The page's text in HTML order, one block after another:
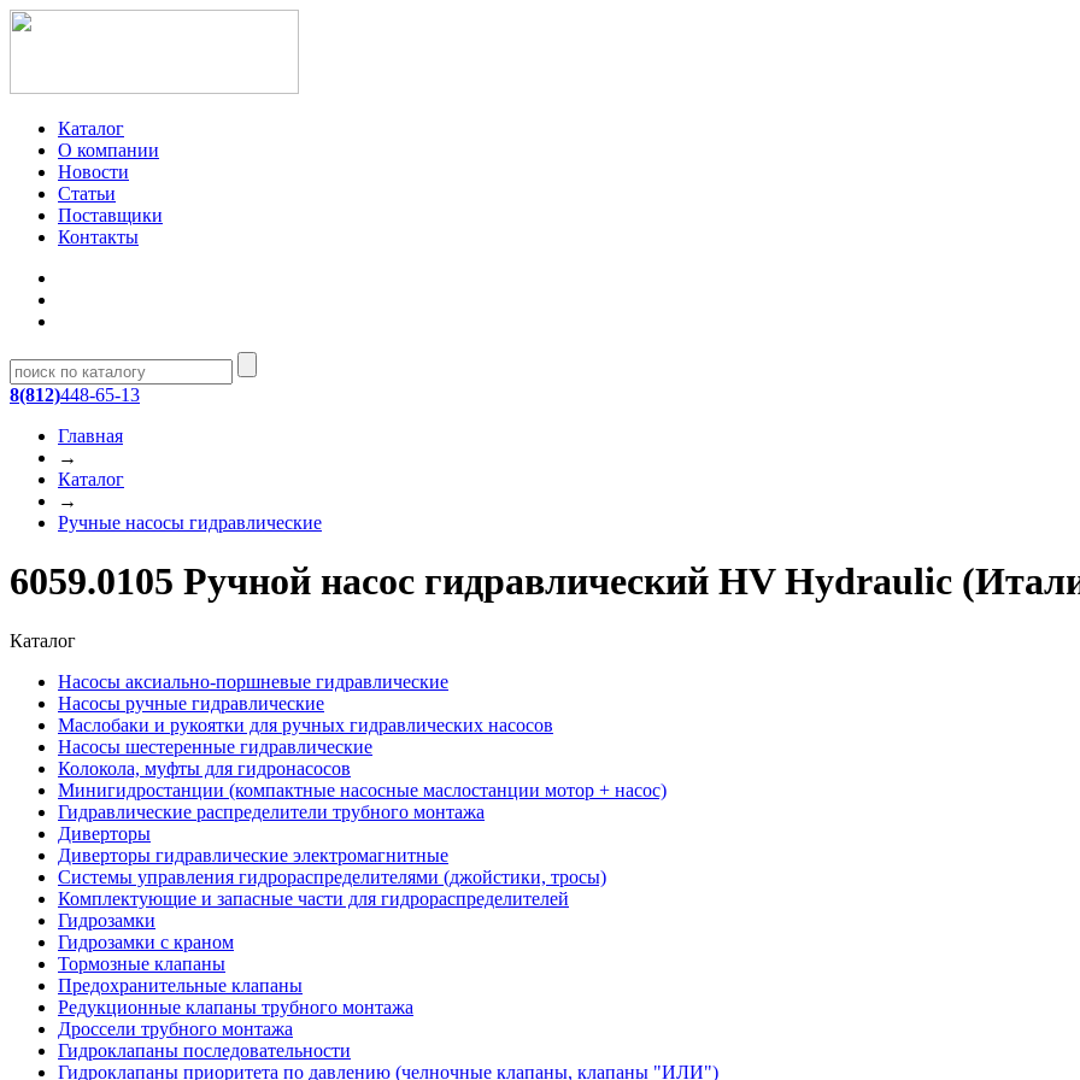
Каталог
О компании
Новости
Статьи
Поставщики
Контакты
8(812)448-65-13
Главная
→
Каталог
→
Ручные насосы гидравлические
6059.0105 Ручной насос гидравлический HV Hydraulic
Каталог
Насосы аксиально-поршневые гидравлические
Насосы ручные гидравлические
Маслобаки и рукоятки для ручных гидравлических насосов
Насосы шестеренные гидравлические
Колокола, муфты для гидронасосов
Минигидростанции (компактные насосные маслостанции мотор + насос)
Гидравлические распределители трубного монтажа
Диверторы
Диверторы гидравлические электромагнитные
Системы управления гидрораспределителями (джойстики, тросы)
Комплектующие и запасные части для гидрораспределителей
Гидрозамки
Гидрозамки с краном
Тормозные клапаны
Предохранительные клапаны
Редукционные клапаны трубного монтажа
Дроссели трубного монтажа
Гидроклапаны последовательности
Гидроклапаны приоритета по давлению (челночные клапаны, клапаны "ИЛИ")